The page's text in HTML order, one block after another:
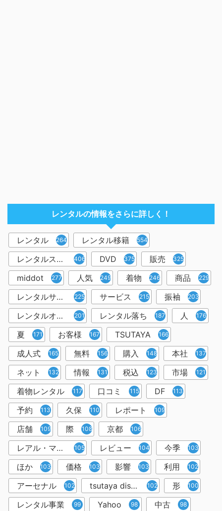
レンタルの情報をさらに詳しく！
レンタル 2644 レンタル移籍 554
レンタルスペース 406 DVD 375 販売 325
middot 277 人気 249 着物 246 商品 229
レンタルサービス 225 サービス 215 振袖 203
レンタルオフィス 201 レンタル落ち 187 人 176
夏 171 お客様 167 TSUTAYA 166
成人式 165 無料 156 購入 148 本社 137
ネット 132 情報 131 税込 123 市場 121
着物レンタル 117 口コミ 115 DF 113
予約 113 久保 110 レポート 109
店舗 109 際 108 京都 106
レアル・マドリー 105 レビュー 104 今季 103
ほか 103 価格 103 影響 103 利用 102
アーセナル 102 tsutaya discas 102 形 100
レンタル事業 99 Yahoo 98 中古 98